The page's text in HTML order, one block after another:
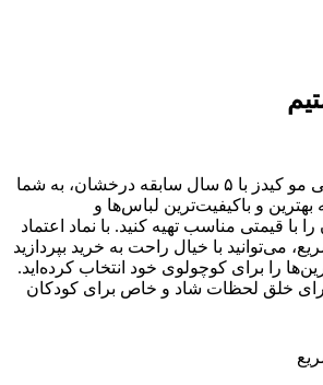
فروشگاه اینترنتی نی نی مو کیدز با ۵ سال سابقه درخشان، به شما
بهترین و باکیفیت‌ترین لباس‌ها و
با قیمتی مناسب تهیه کنید. با نماد اعتماد
می‌توانید با خیال راحت به خرید بپردازید
را برای کوچولوی خود انتخاب کرده‌اید.
خلق لحظات شاد و خاص برای کودکان